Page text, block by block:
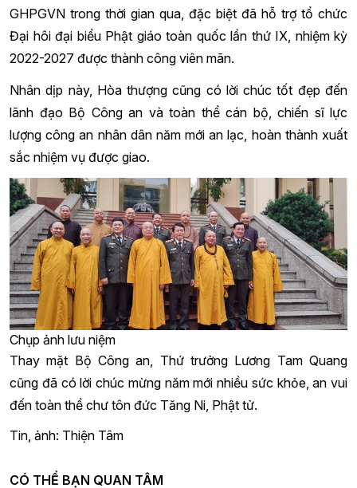
GHPGVN trong thời gian qua, đặc biệt đã hỗ trợ tổ chức
Đại hôi đại biểu Phật giáo toàn quốc lần thứ IX, nhiệm kỳ
2022-2027 được thành công viên mãn.
Nhân dịp này, Hòa thượng cũng có lời chúc tốt đẹp đến
lãnh đạo Bộ Công an và toàn thể cán bộ, chiến sĩ lực
lượng công an nhân dân năm mới an lạc, hoàn thành xuất
sắc nhiệm vụ được giao.
Chụp ảnh lưu niệm
Thay mặt Bộ Công an, Thứ trưởng Lương Tam Quang
cũng đã có lời chúc mừng năm mới nhiều sức khỏe, an vui
đến toàn thể chư tôn đức Tăng Ni, Phật tử.
Tin, ảnh: Thiện Tâm
CÓ THỂ BẠN QUAN TÂM